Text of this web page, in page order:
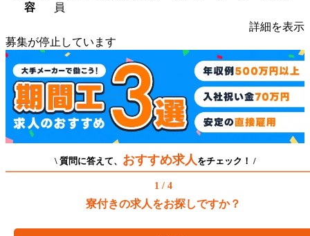
容
員
詳細を表示
募集が停止しています
\ 質問に答えて、 おすすめ求人 をチェック！ /
1 / 4
寮付きの求人をお探しですか？